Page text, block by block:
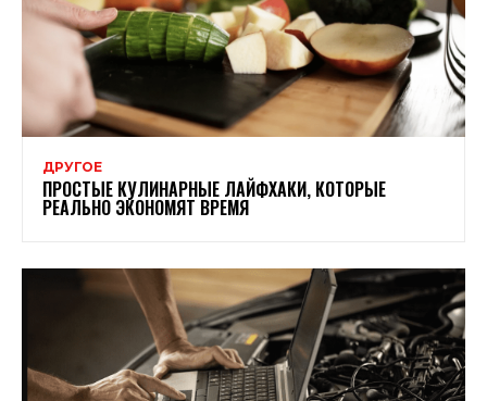
ДРУГОЕ
ПРОСТЫЕ КУЛИНАРНЫЕ ЛАЙФХАКИ, КОТОРЫЕ
РЕАЛЬНО ЭКОНОМЯТ ВРЕМЯ